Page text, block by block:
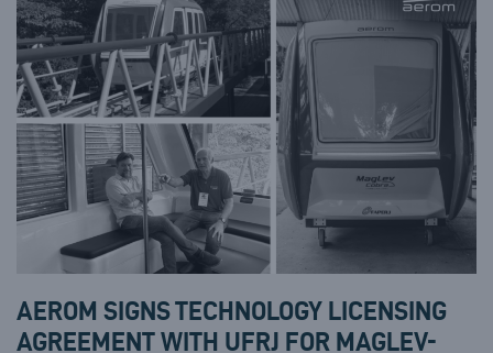
AEROM SIGNS TECHNOLOGY LICENSING
AGREEMENT WITH UFRJ FOR MAGLEV-